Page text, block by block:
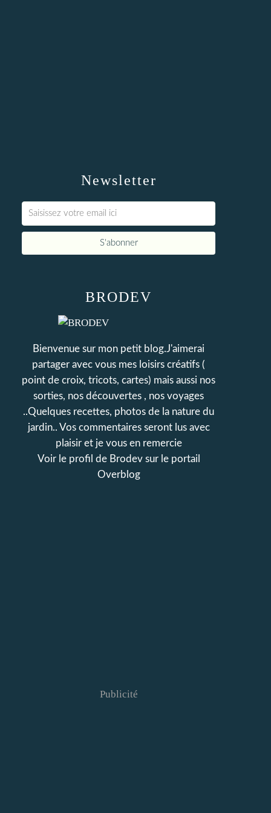
Newsletter
BRODEV
Bienvenue sur mon petit blog.J'aimerai
partager avec vous mes loisirs créatifs (
point de croix, tricots, cartes) mais aussi nos
sorties, nos découvertes , nos voyages
..Quelques recettes, photos de la nature du
jardin.. Vos commentaires seront lus avec
plaisir et je vous en remercie
Voir le profil de Brodevsur le portail
Overblog
Publicité